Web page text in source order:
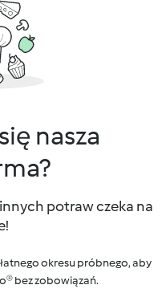
nasza
potraw czeka na
okresu próbnego, aby
bez zobowiązań.